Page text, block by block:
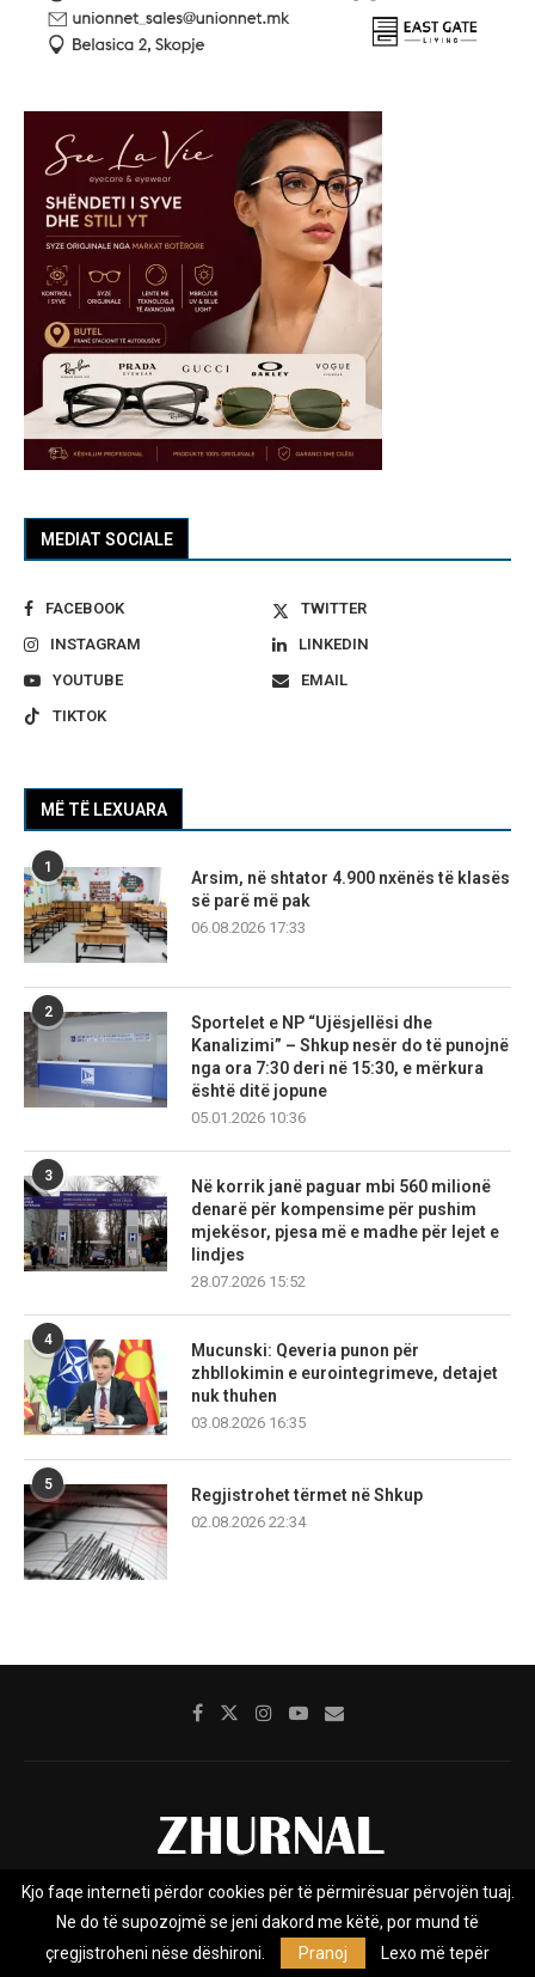
MEDIAT SOCIALE
FACEBOOK
TWITTER
INSTAGRAM
LINKEDIN
YOUTUBE
EMAIL
TIKTOK
MË TË LEXUARA
1
Arsim, në shtator 4.900 nxënës të klasës
së parë më pak
06.08.2026 17:33
2
Sportelet e NP “Ujësjellësi dhe
Kanalizimi” – Shkup nesër do të punojnë
nga ora 7:30 deri në 15:30, e mërkura
është ditë jopune
05.01.2026 10:36
3
Në korrik janë paguar mbi 560 milionë
denarë për kompensime për pushim
mjekësor, pjesa më e madhe për lejet e
lindjes
28.07.2026 15:52
4
Mucunski: Qeveria punon për
zhbllokimin e eurointegrimeve, detajet
nuk thuhen
03.08.2026 16:35
5
Regjistrohet tërmet në Shkup
02.08.2026 22:34
Rreth nesh Impresumi Marketing
Kontakt
Privacy Policy
Kjo faqe interneti përdor cookies për të përmirësuar përvojën tuaj.
Ne do të supozojmë se jeni dakord me këtë, por mund të
çregjistroheni nëse dëshironi.
Pranoj Lexo më tepër